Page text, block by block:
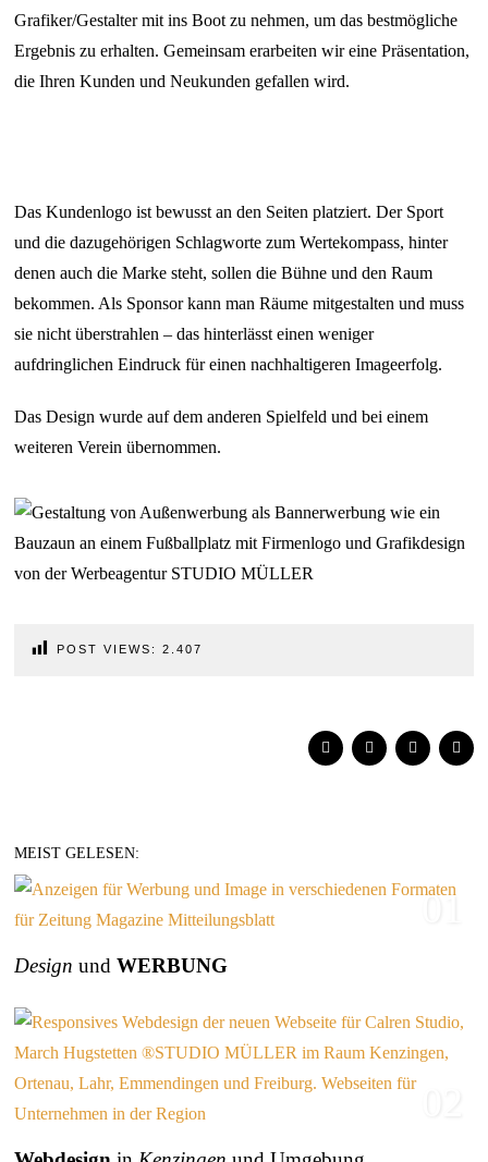
Grafiker/Gestalter mit ins Boot zu nehmen, um das bestmögliche
Ergebnis zu erhalten. Gemeinsam erarbeiten wir eine Präsentation,
die Ihren Kunden und Neukunden gefallen wird.
Das Kundenlogo ist bewusst an den Seiten platziert. Der Sport
und die dazugehörigen Schlagworte zum Wertekompass, hinter
denen auch die Marke steht, sollen die Bühne und den Raum
bekommen. Als Sponsor kann man Räume mitgestalten und muss
sie nicht überstrahlen – das hinterlässt einen weniger
aufdringlichen Eindruck für einen nachhaltigeren Imageerfolg.
Das Design wurde auf dem anderen Spielfeld und bei einem
weiteren Verein übernommen.
POST VIEWS: 2.407
MEIST GELESEN:
01
Design undWERBUNG